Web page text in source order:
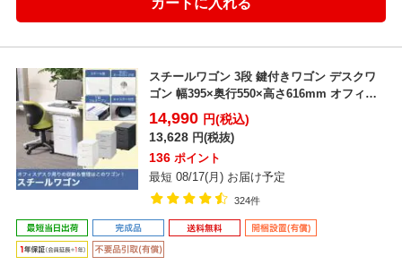
スチールワゴン 3段 鍵付きワゴン デスクワ
ゴン 幅395×奥行550×高さ616mm オフィス
ワゴ...
14,990 円(税込)
13,628 円(税抜)
136 ポイント
最短 08/17(月) お届け予定
324件